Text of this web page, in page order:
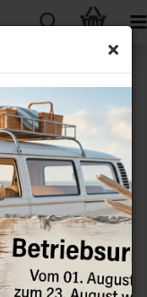
Standheizung für